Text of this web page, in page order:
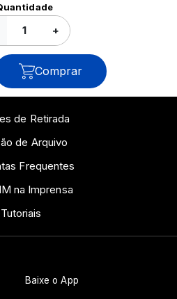
+
Comprar
de Retirada
de Arquivo
Frequentes
na Imprensa
Tutoriais
Baixe o App